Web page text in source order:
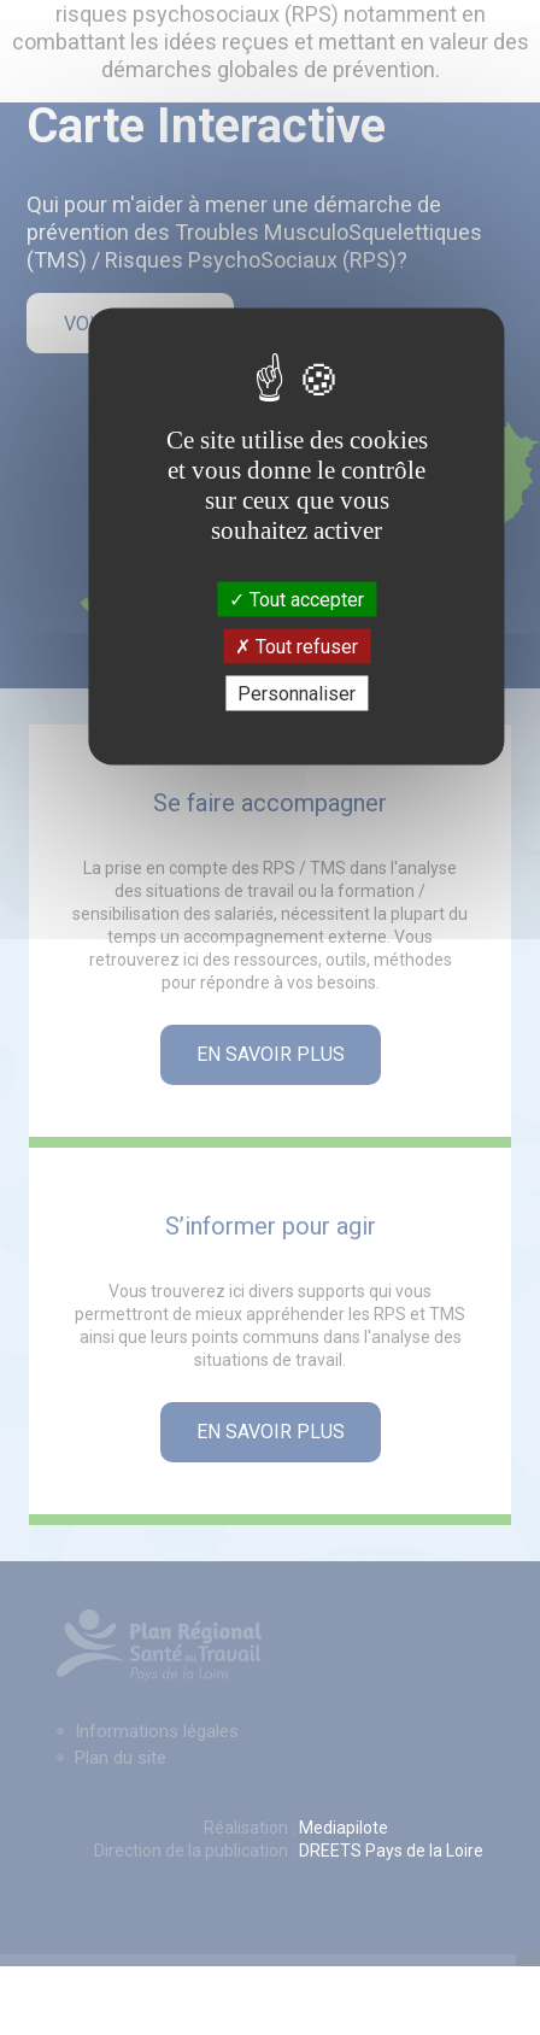
risques psychosociaux (RPS) notamment en
combattant les idées reçues et mettant en valeur des
démarches globales de prévention.
Carte Interactive
Qui pour m'aider à mener une démarche de
prévention des Troubles MusculoSquelettiques
(TMS) / Risques PsychoSociaux (RPS)?
VOIR LA CARTE
Se faire accompagner
La prise en compte des RPS / TMS dans l'analyse
des situations de travail ou la formation /
sensibilisation des salariés, nécessitent la plupart du
temps un accompagnement externe. Vous
retrouverez ici des ressources, outils, méthodes
pour répondre à vos besoins.
EN SAVOIR PLUS
S’informer pour agir
Vous trouverez ici divers supports qui vous
permettront de mieux appréhender les RPS et TMS
ainsi que leurs points communs dans l'analyse des
situations de travail.
EN SAVOIR PLUS
Informations légales
Plan du site
Réalisation :
Direction de la publication :
Mediapilote
DREETS Pays de la Loire
Ce site utilise des cookies
et vous donne le contrôle
sur ceux que vous
souhaitez activer
Tout accepter
Tout refuser
Personnaliser